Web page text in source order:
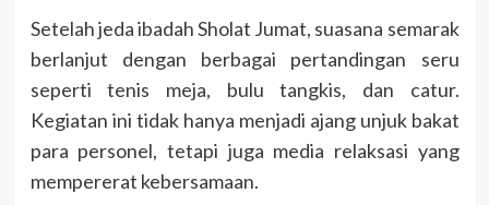
Setelah jeda ibadah Sholat Jumat, suasana semarak
berlanjut dengan berbagai pertandingan seru
seperti tenis meja, bulu tangkis, dan catur.
Kegiatan ini tidak hanya menjadi ajang unjuk bakat
para personel, tetapi juga media relaksasi yang
mempererat kebersamaan.